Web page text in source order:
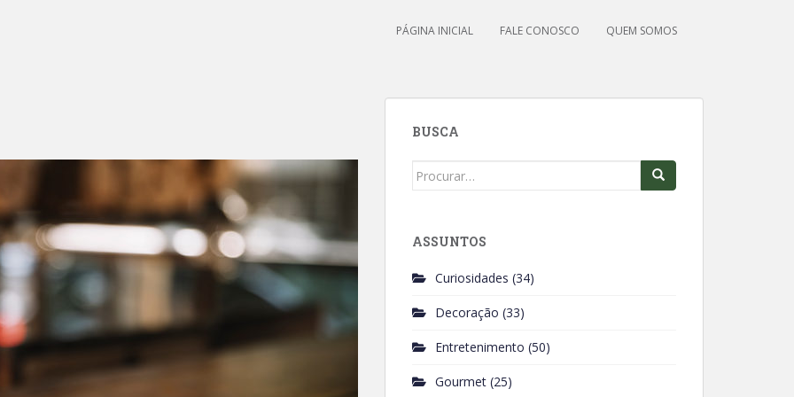
PÁGINA INICIAL FALE CONOSCO QUEM SOMOS
BUSCA
Search
ASSUNTOS
Curiosidades (34)
Decoração (33)
Entretenimento (50)
Gourmet (25)